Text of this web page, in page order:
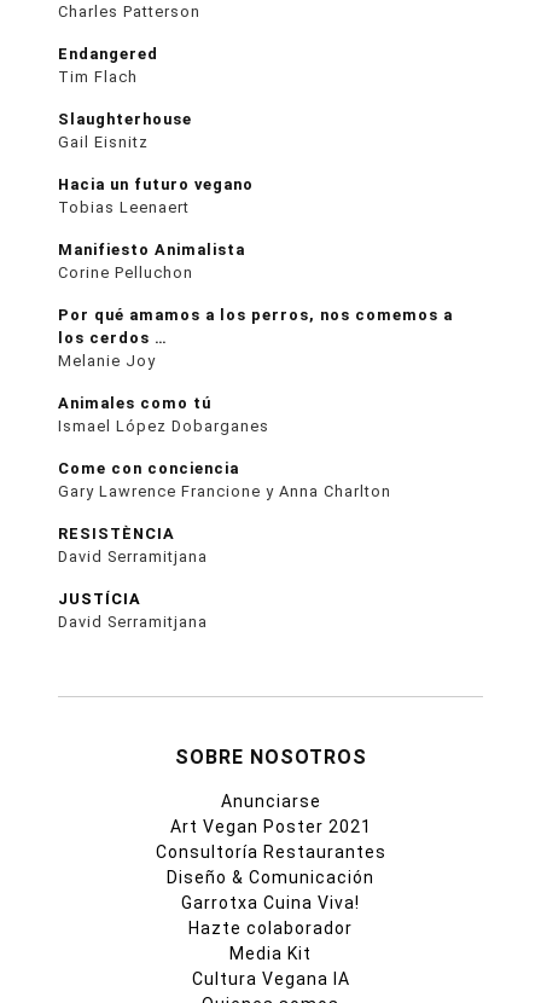
Charles Patterson
Endangered
Tim Flach
Slaughterhouse
Gail Eisnitz
Hacia un futuro vegano
Tobias Leenaert
Manifiesto Animalista
Corine Pelluchon
Por qué amamos a los perros, nos comemos a
los cerdos …
Melanie Joy
Animales como tú
Ismael López Dobarganes
Come con conciencia
Gary Lawrence Francione y Anna Charlton
RESISTÈNCIA
David Serramitjana
JUSTÍCIA
David Serramitjana
SOBRE NOSOTROS
Anunciarse
Art Vegan Poster 2021
Consultoría Restaurantes
Diseño & Comunicación
Garrotxa Cuina Viva!
Hazte colaborador
Media Kit
Cultura Vegana IA